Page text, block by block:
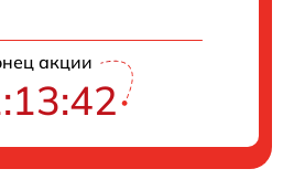
акции